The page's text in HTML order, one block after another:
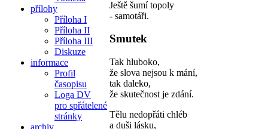
přílohy
Příloha I
Příloha II
Příloha III
Diskuze
informace
Profil
časopisu
Loga DV
pro spřátelené
stránky
archiv
Ještě šumí topoly
- samotáři.
Smutek
Tak hluboko,
že slova nejsou k mání,
tak daleko,
že skutečnost je zdání.
Tělu nedopřáti chléb
a duši lásku,